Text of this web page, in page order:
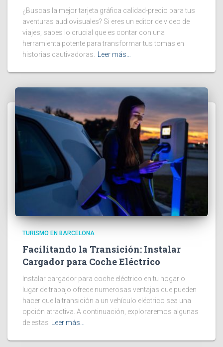
¿Buscas la mejor tarjeta gráfica calidad-precio para tus
aventuras audiovisuales? Si eres un editor de video de
viajes, sabes lo crucial que es contar con una
herramienta potente para transformar tus tomas en
historias cautivadoras.
Leer más…
TURISMO EN BARCELONA
Facilitando la Transición: Instalar
Cargador para Coche Eléctrico
Instalar cargador para coche eléctrico en tu hogar o
lugar de trabajo ofrece numerosas ventajas que pueden
hacer que la transición a un vehículo eléctrico sea una
opción atractiva. A continuación, exploraremos algunas
de estas Leer más…